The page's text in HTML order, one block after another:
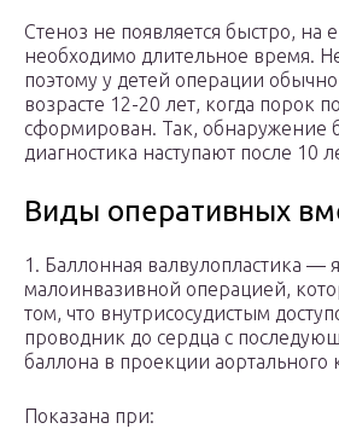
Стеноз не появляется быстро, на
необходимо длительное время.
поэтому у детей операции
возрасте 12-20 лет, когда порок
сформирован. Так, обнаружение
диагностика наступают после 10
Виды оперативных
1. Баллонная валвулопластика —
малоинвазивной операцией,
том, что внутрисосудистым
проводник до сердца с
баллона в проекции аортального
Показана при: